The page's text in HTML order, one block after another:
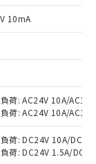
10mA
荷: AC24V 10A/
荷: AC24V 10A/
荷: DC24V 10A/
荷: DC24V 1.5A/
）の
商品で
の非含
のある
質）の